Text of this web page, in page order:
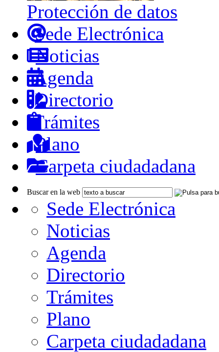
Protección de datos
Sede Electrónica
Noticias
Agenda
Directorio
Trámites
Plano
Carpeta ciudadadana
Buscar en la web
Sede Electrónica
Noticias
Agenda
Directorio
Trámites
Plano
Carpeta ciudadadana